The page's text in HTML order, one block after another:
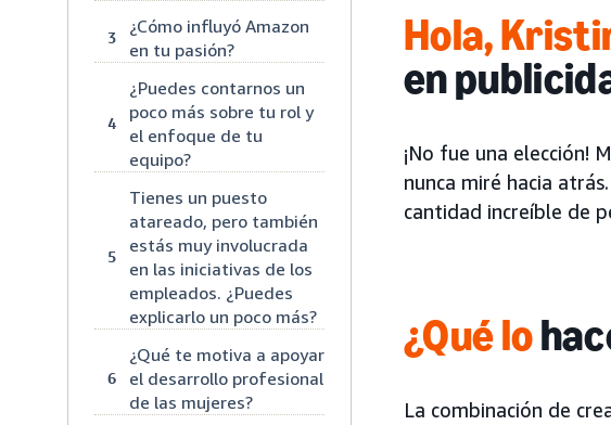
3
¿Cómo influyó Amazon
en tu pasión?
4
¿Puedes contarnos un
poco más sobre tu rol y
el enfoque de tu
equipo?
5
Tienes un puesto
atareado, pero también
estás muy involucrada
en las iniciativas de los
empleados. ¿Puedes
explicarlo un poco más?
6
¿Qué te motiva a apoyar
el desarrollo profesional
de las mujeres?
Hola,
en
¡No fue una elección!
nunca miré hacia
cantidad increíble de
¿Qué lo
La combinación de